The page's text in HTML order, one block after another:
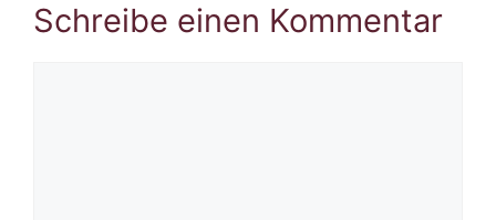
Schreibe einen Kommentar